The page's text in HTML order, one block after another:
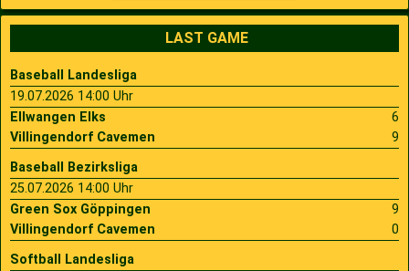
LAST GAME
Baseball Landesliga
19.07.2026 14:00 Uhr
Ellwangen Elks
6
Villingendorf Cavemen
9
Baseball Bezirksliga
25.07.2026 14:00 Uhr
Green Sox Göppingen
9
Villingendorf Cavemen
0
Softball Landesliga